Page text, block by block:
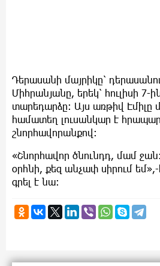
Դերասանի մայրիկը՝
Միհրանյանը, երեկ՝ հուլիսի 7-
տարեդարձը: Այս առթիվ Էմիլը
համատեղ լուսանկար է
շնորհավորանքով:
«Շնորհավոր ծնունդդ, մամ
օրհնի, քեզ անչափ սիրում
գրել է նա: